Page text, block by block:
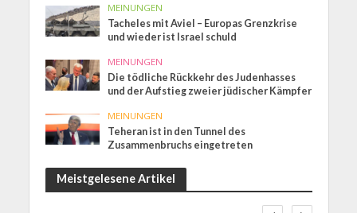
MEINUNGEN
Tacheles mit Aviel – Europas Grenzkrise
und wieder ist Israel schuld
MEINUNGEN
Die tödliche Rückkehr des Judenhasses
und der Aufstieg zweier jüdischer Kämpfer
MEINUNGEN
Teheran ist in den Tunnel des
Zusammenbruchs eingetreten
Meistgelesene Artikel